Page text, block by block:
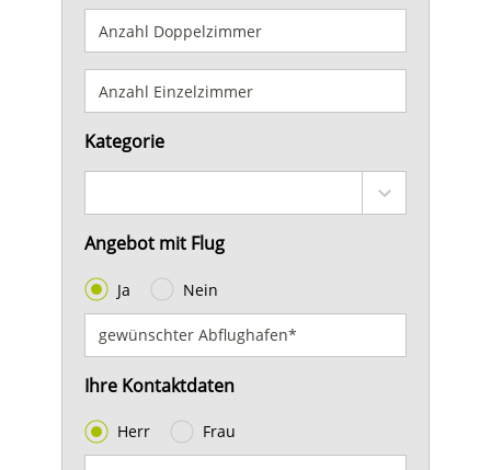
Kategorie
Angebot mit Flug
Ja Nein
Ihre Kontaktdaten
Herr Frau